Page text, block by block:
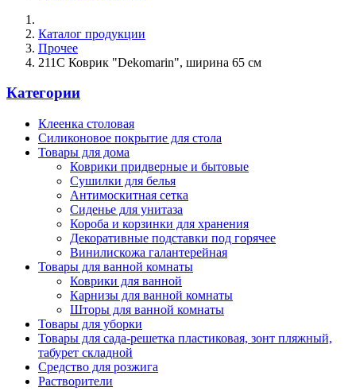
Каталог продукции
Прочее
211С Коврик "Dekomarin", ширина 65 см
Категории
Клеенка столовая
Силиконовое покрытие для стола
Товары для дома
Коврики придверные и бытовые
Сушилки для белья
Антимоскитная сетка
Сиденье для унитаза
Короба и корзинки для хранения
Декоративные подставки под горячее
Винилискожа галантерейная
Товары для ванной комнаты
Коврики для ванной
Карнизы для ванной комнаты
Шторы для ванной комнаты
Товары для уборки
Товары для сада-решетка пластиковая, зонт пляжный,
табурет складной
Средство для розжига
Растворители